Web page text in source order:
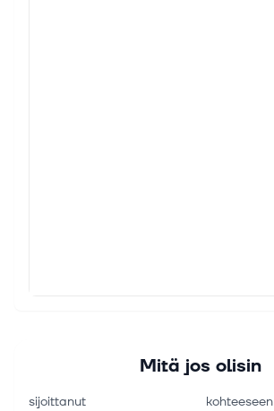
Mitä jos olisin
sijoittanut
kohteeseen